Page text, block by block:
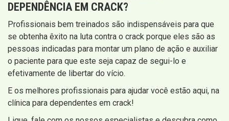
DEPENDÊNCIA EM CRACK?
Profissionais bem treinados são indispensáveis para que
se obtenha êxito na luta contra o crack porque eles são as
pessoas indicadas para montar um plano de ação e auxiliar
o paciente para que este seja capaz de segui-lo e
efetivamente de libertar do vício.
E os melhores profissionais para ajudar você estão aqui, na
clínica para dependentes em crack!